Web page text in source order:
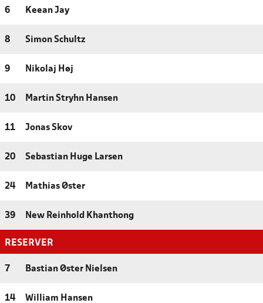
6 Keean Jay
8 Simon Schultz
9 Nikolaj Høj
10 Martin Stryhn Hansen
11 Jonas Skov
20 Sebastian Huge Larsen
24 Mathias Øster
39 New Reinhold Khanthong
RESERVER
7 Bastian Øster Nielsen
14 William Hansen